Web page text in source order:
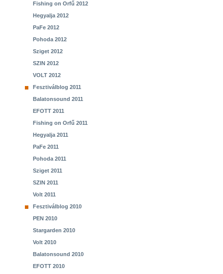
Fishing on Orfű 2012
Hegyalja 2012
PaFe 2012
Pohoda 2012
Sziget 2012
SZIN 2012
VOLT 2012
Fesztiválblog 2011
Balatonsound 2011
EFOTT 2011
Fishing on Orfű 2011
Hegyalja 2011
PaFe 2011
Pohoda 2011
Sziget 2011
SZIN 2011
Volt 2011
Fesztiválblog 2010
PEN 2010
Stargarden 2010
Volt 2010
Balatonsound 2010
EFOTT 2010